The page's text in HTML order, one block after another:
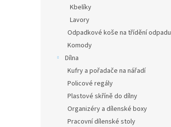
Kbelíky
Lavory
Odpadkové koše na třídění odpadu
Komody
Dílna
Kufry a pořadače na nářadí
Policové regály
Plastové skříně do dílny
Organizéry a dílenské boxy
Pracovní dílenské stoly